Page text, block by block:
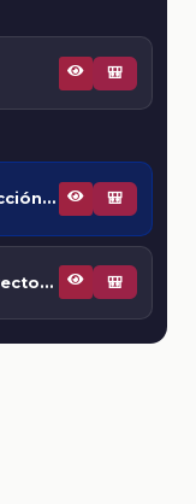
🎒
Sesión 3. La acción transformadora: meta de la participación democrática 🎒
Sesión 3. Proyectos participativos de adolescentes 🎒